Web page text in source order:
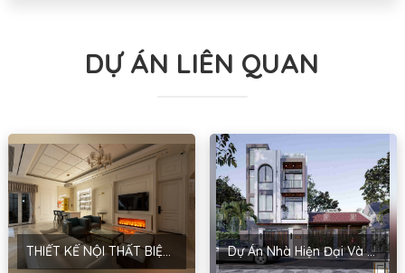
DỰ ÁN LIÊN QUAN
THIẾT KẾ NỘI THẤT BIỆT THỰ – PHONG CÁCH TÂN CỔ ĐIỂN – NHA TRANG Dự Án Nhà Hiện Đại Và Sang Trọng Của Anh Hưng-Hoài Đức, Hà Nội